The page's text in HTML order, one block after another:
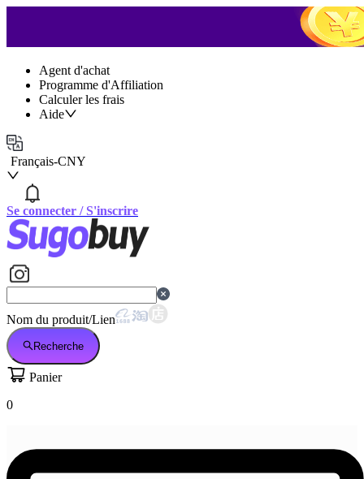
Agent d'achat
Programme d'Affiliation
Calculer les frais
Aide
Français-CNY
Se connecter /S'inscrire
Nom du produit/Lien
Recherche
Panier
0